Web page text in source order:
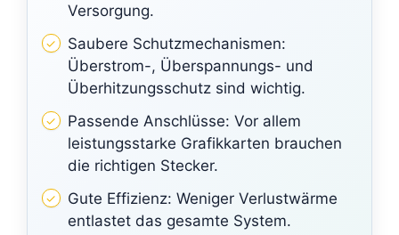
Versorgung.
Saubere Schutzmechanismen:
Überstrom-, Überspannungs- und
Überhitzungsschutz sind wichtig.
Passende Anschlüsse: Vor allem
leistungsstarke Grafikkarten brauchen
die richtigen Stecker.
Gute Effizienz: Weniger Verlustwärme
entlastet das gesamte System.